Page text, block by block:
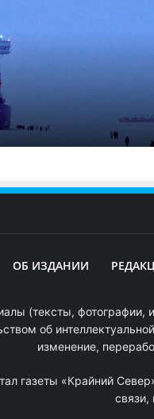
ОБ ИЗДАНИИ
(тексты, фотографии,
об
изменение,
газеты «Крайний
связи,